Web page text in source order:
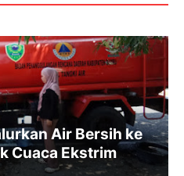
Air Bersih ke
Cuaca Ekstrim